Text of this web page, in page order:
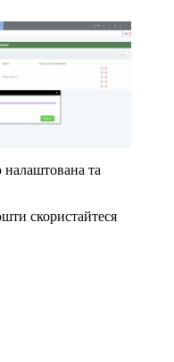
та
скористайтеся